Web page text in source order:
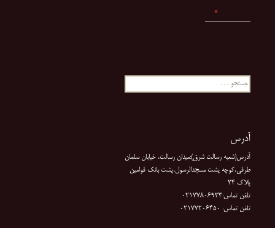
»
جستجو برای:
آدرس
آدرس(شعبه رسالت شرق):میدان رسالت، خیابان سلمان
طرقی،کوچه پشت مسجدالرسول،پشت بانک قوامین
پلاک ۲۴
تلفن تماس:02177806933
تلفن تماس: 02177206450